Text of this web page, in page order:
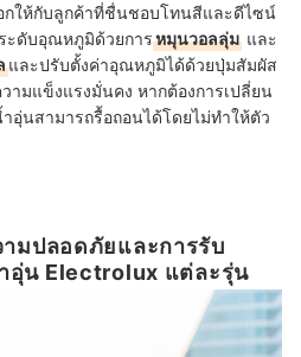
กให้กับลูกค้าที่ชื่นชอบโทนสีและดีไซน์
ะดับอุณหภูมิด้วยการหมุนวอลลุ่ม และ
และปรับตั้งค่าอุณหภูมิได้ด้วยปุ่มสัมผัส
ามแข็งแรงมั่นคง หากต้องการเปลี่ยน
อุ่นสามารถรื้อถอนได้โดยไม่ทำให้ตัว
มปลอดภัยและการรับ
อุ่น Electrolux แต่ละรุ่น